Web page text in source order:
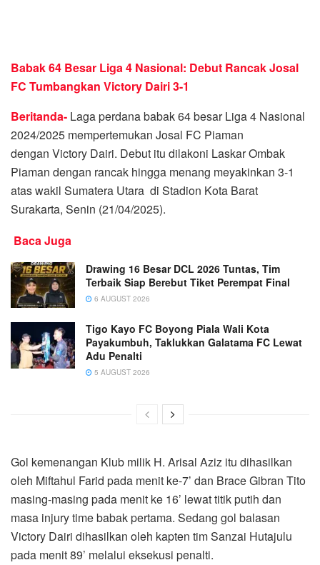
Babak 64 Besar Liga 4 Nasional: Debut Rancak Josal
FC Tumbangkan Victory Dairi 3-1
Beritanda- Laga perdana babak 64 besar Liga 4 Nasional
2024/2025 mempertemukan Josal FC Piaman
dengan Victory Dairi. Debut itu dilakoni Laskar Ombak
Piaman dengan rancak hingga menang meyakinkan 3-1
atas wakil Sumatera Utara di Stadion Kota Barat
Surakarta, Senin (21/04/2025).
Baca Juga
Drawing 16 Besar DCL 2026 Tuntas, Tim
Terbaik Siap Berebut Tiket Perempat Final
6 AUGUST 2026
Tigo Kayo FC Boyong Piala Wali Kota
Payakumbuh, Taklukkan Galatama FC Lewat
Adu Penalti
5 AUGUST 2026
Gol kemenangan Klub milik H. Arisal Aziz itu dihasilkan
oleh Miftahul Farid pada menit ke-7’ dan Brace Gibran Tito
masing-masing pada menit ke 16’ lewat titik putih dan
masa injury time babak pertama. Sedang gol balasan
Victory Dairi dihasilkan oleh kapten tim Sanzai Hutajulu
pada menit 89’ melalui eksekusi penalti.